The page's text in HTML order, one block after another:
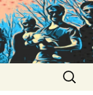
Suche
nach: